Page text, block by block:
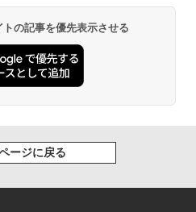
の記事を優先表示させる
ージに戻る